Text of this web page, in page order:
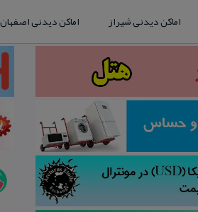
اماکن دیدنی شیراز اماکن دیدنی اصفهان